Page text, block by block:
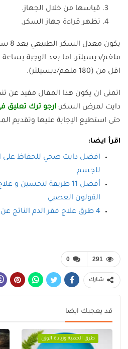
قياسها من خلال الجهاز.
تظهر قراءة جهاز السكر.
ملغم/ديسيلتر، اما بعد الوجبة
اقل من (180 ملغم/ديسيلتر).
اتمنى ان يكون هذا المقال مفيد عن
دايت لمرض السكر; ارجو ترك تعليق
حتى استطيع الإجابة عليها وتقديم
اقرأ ايضا:
افضل دايت صحي للحفاظ على
للجسم
أفضل 11 طريقة لتحسين
القولون العصبي
4 طرق علاج فقر الدم الناتج عن نقص الحديد
0 291
شارك
قد يعجبك ايضا
طرق الحمية وزيادة الوزن